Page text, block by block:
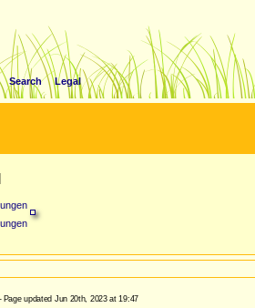
Search Legal
Page updated Jun 20th, 2023 at 19:47